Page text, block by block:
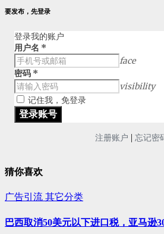
要发布，先登录
登录我的账户
用户名 *
face
密码 *
visibility
记住我，免登录
注册账户 | 忘记密
猜你喜欢
广告引流 其它分类
巴西取消50美元以下进口税，亚马逊